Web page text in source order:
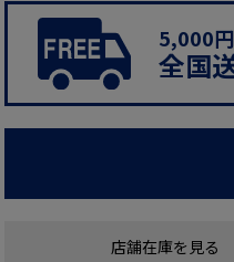
5,000
全国
店舗在庫を見る